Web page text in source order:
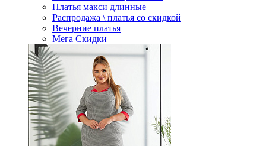
Платья макси длинные
Распродажа \ платья со скидкой
Вечерние платья
Мега Скидки